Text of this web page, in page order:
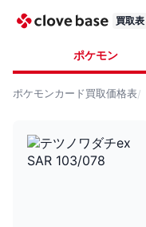
買取表
ポケモン
ポケモンカード買取価格表